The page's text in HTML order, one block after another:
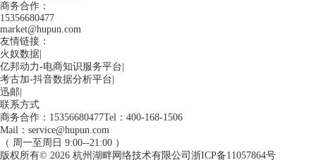
商务合作：
15356680477
market@hupun.com
友情链接：
火奴数据
亿邦动力-电商知识服务平台
考古加-抖音数据分析平台
迅邮
联系方式
商务合作：15356680477Tel：400-168-1506
Mail：service@hupun.com
（ 周一至周日 9:00--21:00 ）
版权所有© 2026 杭州湖畔网络技术有限公司 浙ICP备11057864号